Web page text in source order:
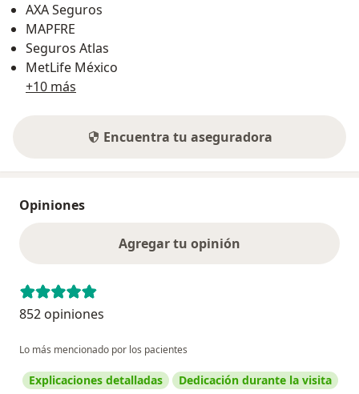
AXA Seguros
MAPFRE
Seguros Atlas
MetLife México
+10 más
Encuentra tu aseguradora
Opiniones
Agregar tu opinión
852 opiniones
Lo más mencionado por los pacientes
Explicaciones detalladas
Dedicación durante la visita